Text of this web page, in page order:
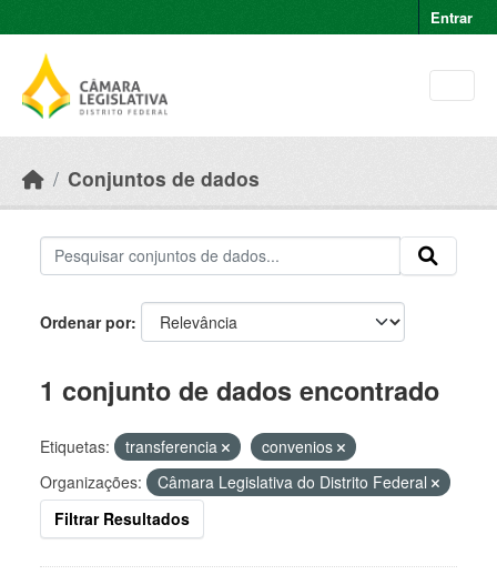
Entrar
Conjuntos de dados
Ordenar por
1 conjunto de dados encontrado
Etiquetas: transferencia
convenios
Organizações:
Câmara Legislativa do Distrito Federal
Filtrar Resultados